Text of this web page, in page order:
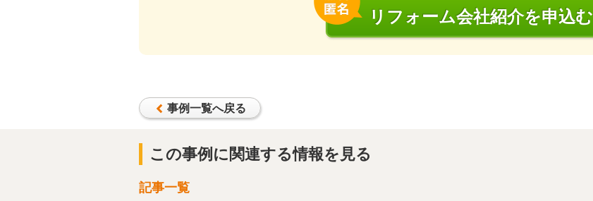
リフォーム会社紹介を申込む
事例一覧へ戻る
この事例に関連する情報を見る
記事一覧